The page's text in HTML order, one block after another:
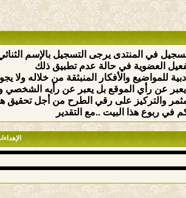
في المنتدى يرجى التسجيل بالإسم
العضوية في حالة عدم تطبيق ذلك
للمواضيع والأفكار المنبثقة من خلاله ولا
عن رأي الموقع بل يعبر عن رأيه الشخصي
والتركيز على رقي الطرح من أجل تحقيق
في ربوع هذا البيت ..مع التقدير